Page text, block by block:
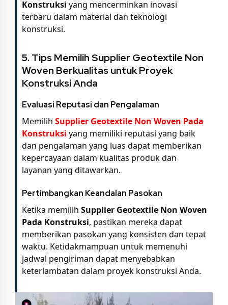
Konstruksi yang mencerminkan inovasi
terbaru dalam material dan teknologi
konstruksi.
5. Tips MemilihSupplier Geotextile Non
Woven Berkualitas untuk Proyek
Konstruksi Anda
Evaluasi Reputasi dan Pengalaman
Memilih Supplier Geotextile Non Woven Pada
Konstruksi yang memiliki reputasi yang baik
dan pengalaman yang luas dapat memberikan
kepercayaan dalam kualitas produk dan
layanan yang ditawarkan.
Pertimbangkan Keandalan Pasokan
Ketika memilih Supplier Geotextile Non Woven
Pada Konstruksi, pastikan mereka dapat
memberikan pasokan yang konsisten dan tepat
waktu. Ketidakmampuan untuk memenuhi
jadwal pengiriman dapat menyebabkan
keterlambatan dalam proyek konstruksi Anda.